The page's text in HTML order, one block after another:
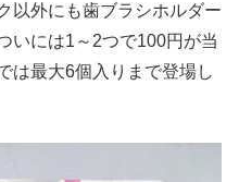
以外にも歯ブラシホルダー
いには1～2つで100円が当
は最大6個入りまで登場し